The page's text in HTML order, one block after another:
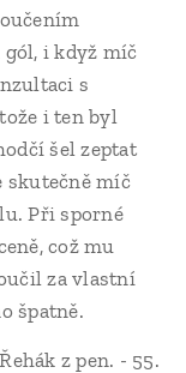
gól, i když míč
s
i ten byl
šel zeptat
skutečně míč
Při sporné
což mu
za vlastní
špatně.
z pen. - 55.